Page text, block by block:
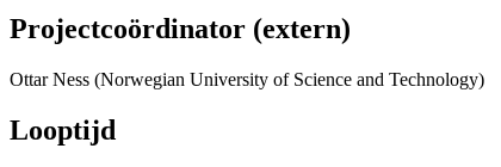
Projectcoördinator (extern)
Ottar Ness (Norwegian University of Science and Technology)
Looptijd